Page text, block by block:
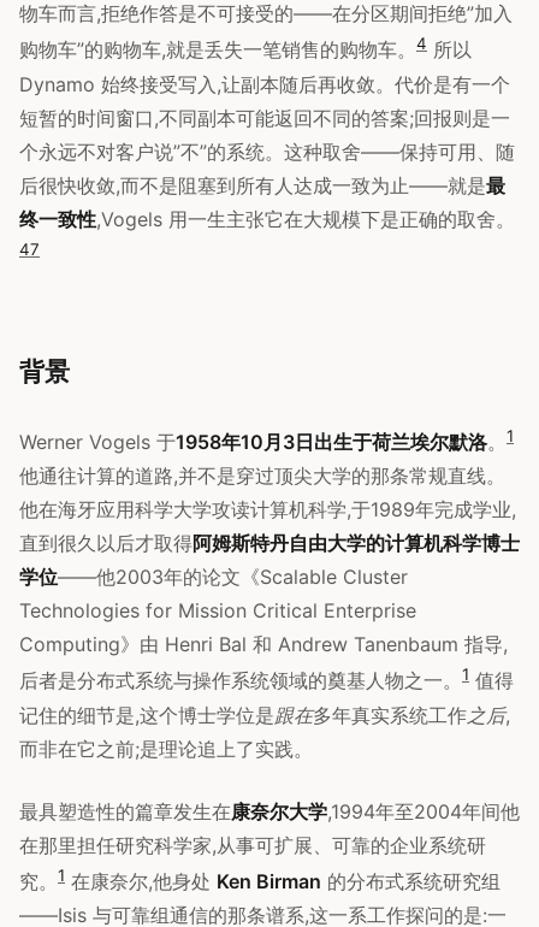
物车而言,拒绝作答是不可接受的——在分区期间拒绝”加入
购物车”的购物车,就是丢失一笔销售的购物车。
4 所以
Dynamo 始终接受写入,让副本随后再收敛。代价是有一个
短暂的时间窗口,不同副本可能返回不同的答案;回报则是一
个永远不对客户说”不”的系统。这种取舍——保持可用、随
后很快收敛,而不是阻塞到所有人达成一致为止——就是最
终一致性,Vogels 用一生主张它在大规模下是正确的取舍。
47
背景
Werner Vogels 于1958年10月3日出生于荷兰埃尔默洛。 1
他通往计算的道路,并不是穿过顶尖大学的那条常规直线。
他在海牙应用科学大学攻读计算机科学,于1989年完成学业,
直到很久以后才取得阿姆斯特丹自由大学的计算机科学博士
学位——他2003年的论文《Scalable Cluster
Technologies for Mission Critical Enterprise
Computing》由 Henri Bal 和 Andrew Tanenbaum 指导,
后者是分布式系统与操作系统领域的奠基人物之一。
1 值得
记住的细节是,这个博士学位是跟在多年真实系统工作之后,
而非在它之前;是理论追上了实践。
最具塑造性的篇章发生在康奈尔大学,1994年至2004年间他
在那里担任研究科学家,从事可扩展、可靠的企业系统研
究。
1 在康奈尔,他身处 Ken Birman 的分布式系统研究组
——Isis 与可靠组通信的那条谱系,这一系工作探问的是:一